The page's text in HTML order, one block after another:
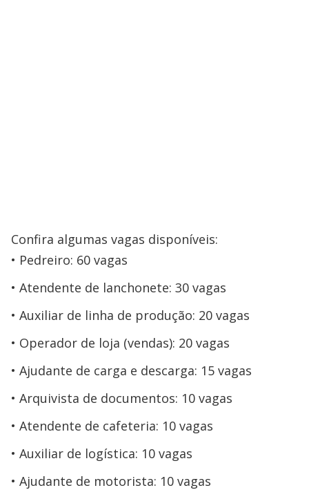
Confira algumas vagas disponíveis:
Pedreiro: 60 vagas
Atendente de lanchonete: 30 vagas
Auxiliar de linha de produção: 20 vagas
Operador de loja (vendas): 20 vagas
Ajudante de carga e descarga: 15 vagas
Arquivista de documentos: 10 vagas
Atendente de cafeteria: 10 vagas
Auxiliar de logística: 10 vagas
Ajudante de motorista: 10 vagas